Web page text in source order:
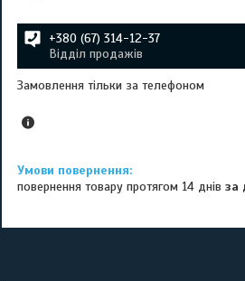
+380 (67) 314-12-37
Відділ продажів
Замовлення тільки за телефоном
повернення товару протягом 14 днівза